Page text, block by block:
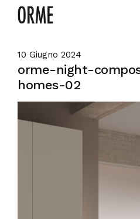
10 Giugno 2024
orme-night-
homes-02